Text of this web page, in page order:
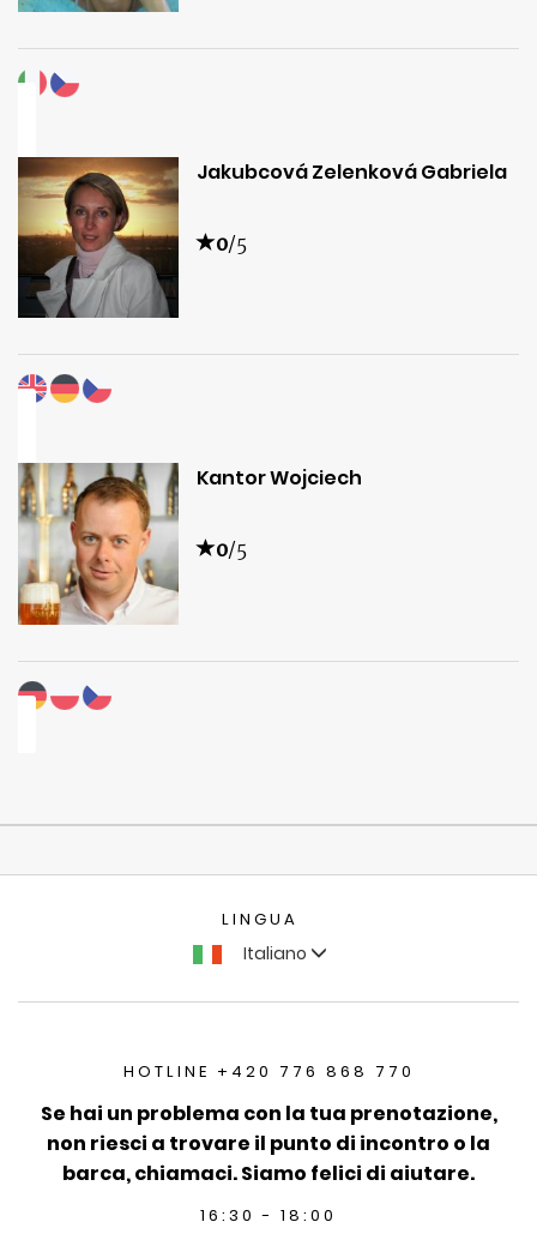
Jakubcová Zelenková Gabriela
0/5
Kantor Wojciech
0/5
LINGUA
Italiano
HOTLINE +420 776 868 770
Se hai un problema con la tua prenotazione,
non riesci a trovare il punto di incontro o la
barca, chiamaci. Siamo felici di aiutare.
16:30 - 18:00